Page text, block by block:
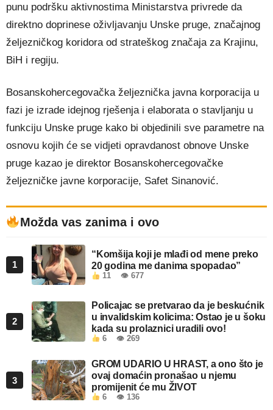
punu podršku aktivnostima Ministarstva privrede da
direktno doprinese oživljavanju Unske pruge, značajnog
željezničkog koridora od strateškog značaja za Krajinu,
BiH i regiju.
Bosanskohercegovačka željeznička javna korporacija u
fazi je izrade idejnog rješenja i elaborata o stavljanju u
funkciju Unske pruge kako bi objedinili sve parametre na
osnovu kojih će se vidjeti opravdanost obnove Unske
pruge kazao je direktor Bosanskohercegovačke
željezničke javne korporacije, Safet Sinanović.
Možda vas zanima i ovo
1
“Komšija koji je mlađi od mene preko
20 godina me danima spopadao”
11 👁 677
2
Policajac se pretvarao da je beskućnik
u invalidskim kolicima: Ostao je u šoku
kada su prolaznici uradili ovo!
6 👁 269
3
GROM UDARIO U HRAST, a ono što je
ovaj domaćin pronašao u njemu
promijenit će mu ŽIVOT
6 👁 136